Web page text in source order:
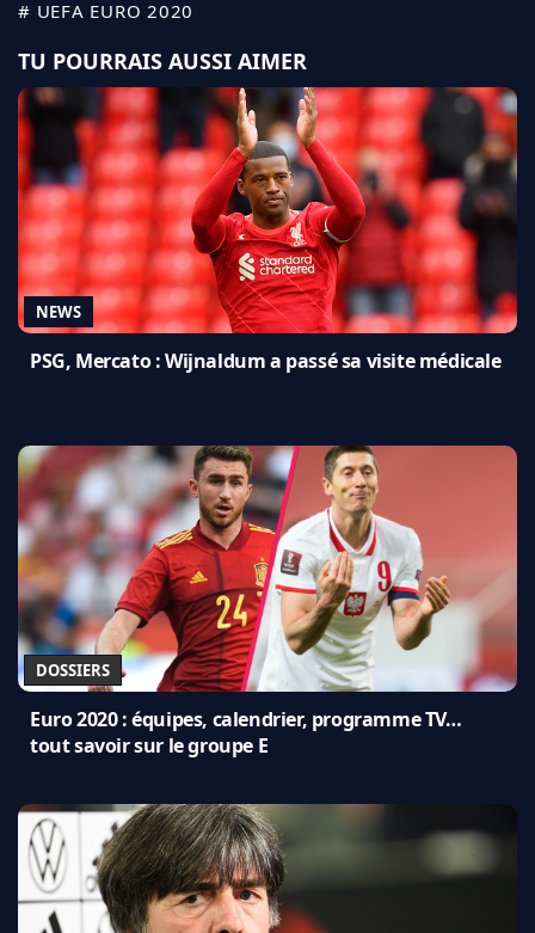
# UEFA EURO 2020
TU POURRAIS AUSSI AIMER
NEWS
PSG, Mercato : Wijnaldum a passé sa visite médicale
DOSSIERS
Euro 2020 : équipes, calendrier, programme TV…
tout savoir sur le groupe E